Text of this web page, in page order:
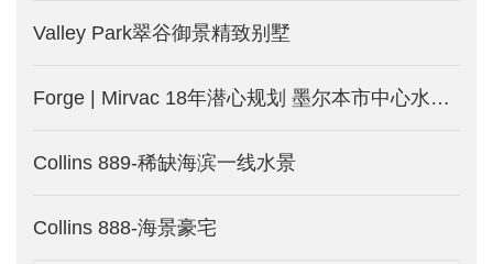
Valley Park翠谷御景精致别墅
Forge | Mirvac 18年潜心规划 墨尔本市中心水滨公寓_澳洲墨尔本新楼盘发售中
Collins 889-稀缺海滨一线水景
Collins 888-海景豪宅